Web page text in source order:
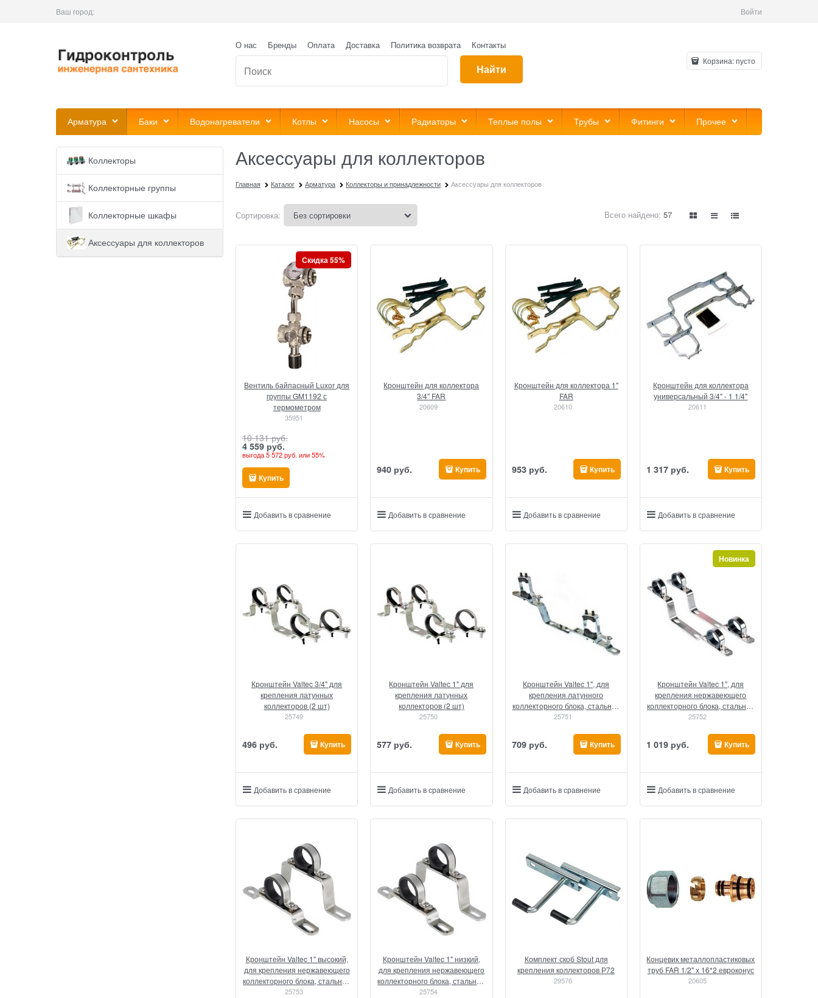
Ваш город: Войти
О нас Бренды Оплата Доставка Политика возврата Контакты
Найти
Корзина:пусто
Арматура Баки Водонагреватели Котлы Насосы Радиаторы Теплые полы Трубы Фитинги Прочее
Коллекторы
Коллекторные группы
Коллекторные шкафы
Аксессуары для коллекторов
Аксессуары для коллекторов
Главная Каталог Арматура Коллекторы и принадлежности Аксессуары для коллекторов
Сортировка: Всего найдено: 57
Вентиль байпасный Luxor для
группы GM1192 с
термометром
35951
Скидка 55%
10 131 руб.
4 559 руб.
выгода5 572 руб. или55%
Купить
Добавить в сравнение
Кронштейн для коллектора
3/4" FAR
20609
940 руб. Купить
Добавить в сравнение
Кронштейн для коллектора 1"
FAR
20610
953 руб. Купить
Добавить в сравнение
Кронштейн для коллектора
универсальный 3/4" - 1 1/4"
20611
1 317 руб. Купить
Добавить в сравнение
Кронштейн Valtec 3/4" для
крепления латунных
коллекторов (2 шт)
25749
496 руб. Купить
Добавить в сравнение
Кронштейн Valtec 1" для
крепления латунных
коллекторов (2 шт)
25750
577 руб. Купить
Добавить в сравнение
Кронштейн Valtec 1", для
крепления латунного
коллекторного блока, стальной
(1 шт)
25751
709 руб. Купить
Добавить в сравнение
Кронштейн Valtec 1", для
крепления нержавеющего
коллекторного блока, стальной
(2 шт)
25752
Новинка
1 019 руб. Купить
Добавить в сравнение
Кронштейн Valtec 1" высокий,
для крепления нержавеющего
коллекторного блока, стальной
(1 шт)
25753
Кронштейн Valtec 1" низкий,
для крепления нержавеющего
коллекторного блока, стальной
(1 шт)
25754
Комплект скоб Stout для
крепления коллекторов Р72
29576
Концевик металлопластиковых
труб FAR 1/2" х 16*2 евроконус
20605